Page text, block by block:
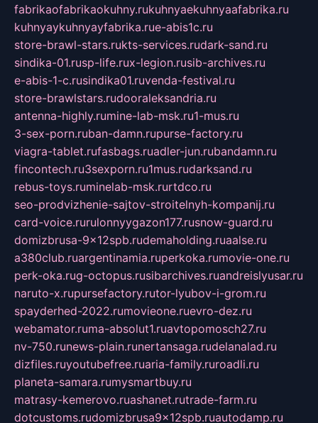
fabrikaofabrikaokuhny.rukuhnyaekuhnyaafabrika.ru
kuhnyaykuhnyayfabrika.rue-abis1c.ru
store-brawl-stars.rukts-services.rudark-sand.ru
sindika-01.rusp-life.rux-legion.rusib-archives.ru
e-abis-1-c.rusindika01.ruvenda-festival.ru
store-brawlstars.rudooraleksandria.ru
antenna-highly.rumine-lab-msk.ru1-mus.ru
3-sex-porn.ruban-damn.rupurse-factory.ru
viagra-tablet.rufasbags.ruadler-jun.rubandamn.ru
fincontech.ru3sexporn.ru1mus.rudarksand.ru
rebus-toys.ruminelab-msk.rurtdco.ru
seo-prodvizhenie-sajtov-stroitelnyh-kompanij.ru
card-voice.rurulonnyygazon177.rusnow-guard.ru
domizbrusa-9x12spb.rudemaholding.ruaalse.ru
a380club.ruargentinamia.ruperkoka.rumovie-one.ru
perk-oka.rug-octopus.rusibarchives.ruandreislyusar.ru
naruto-x.rupursefactory.rutor-lyubov-i-grom.ru
spayderhed-2022.rumovieone.ruevro-dez.ru
webamator.ruma-absolut1.ruavtopomosch27.ru
nv-750.runews-plain.runertansaga.rudelanalad.ru
dizfiles.ruyoutubefree.ruaria-family.ruroadli.ru
planeta-samara.rumysmartbuy.ru
matrasy-kemerovo.ruashanet.rutrade-farm.ru
dotcustoms.rudomizbrusa9x12spb.ruautodamp.ru